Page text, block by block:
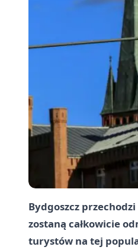
Bydgoszcz
zostaną całkowicie
turystów na tej